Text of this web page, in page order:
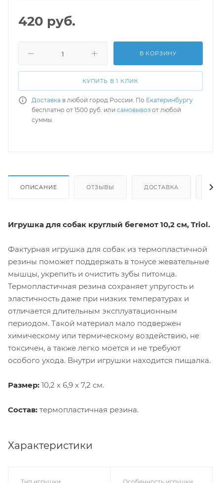
420 руб.
В КОРЗИНУ
КУПИТЬ В 1 КЛИК
Доставка в любой город России. По Екатеринбургу
бесплатно от 1500 руб. или самовывоз от любой
суммы.
ОПИСАНИЕ ОТЗЫВЫ ДОСТАВКА
Игрушка для собак круглый бегемот 10,2 см, Triol.
Фактурная игрушка для собак из термопластичной
резины поможет поддержать в тонусе жевательные
мышцы, укрепить и очистить зубы питомца.
Термопластичная резина сохраняет упругость и
эластичность даже при низких температурах и
отличается длительным эксплуатационным
периодом. Такой материал мало подвержен
химическому или термическому воздействию, не
токсичен, а также легко моется и не требуют
особого ухода. Внутри игрушки находится пищалка.
Размер: 10,2 х 6,9 х 7,2 см.
Состав: термопластичная резина.
Характеристики